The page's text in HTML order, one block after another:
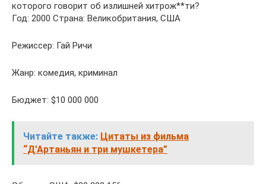
которого говорит об излишней хитрож**ти?
Год: 2000 Страна: Великобритания, США
Режиссер: Гай Ричи
Жанр: комедия, криминал
Бюджет: $10 000 000
Читайте также: Цитаты из фильма
“Д’Артаньян и три мушкетера”